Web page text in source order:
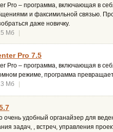
Pro – программа, включающая в
и факсимильной связью.
даже новичку.
Мб
Pro 7.5
Pro – программа, включающая в
режиме, программа
Мб
очень удобный органайзер для
задач, , встреч, управления